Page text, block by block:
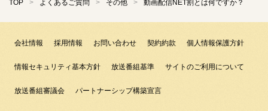
TOP よくあるご質問 その他 動画配信NET割とは何ですか？
会社情報 採用情報 お問い合わせ 契約約款 個人情報保護方針
情報セキュリティ基本方針 放送番組基準 サイトのご利用について
放送番組審議会 パートナーシップ構築宣言